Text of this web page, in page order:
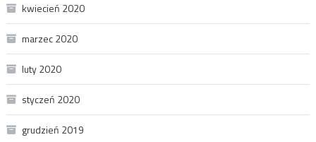
kwiecień 2020
marzec 2020
luty 2020
styczeń 2020
grudzień 2019